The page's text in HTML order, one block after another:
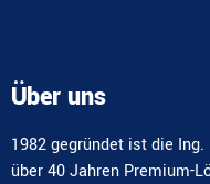
Über uns
1982 gegründet ist die
über 40 Jahren Premium-